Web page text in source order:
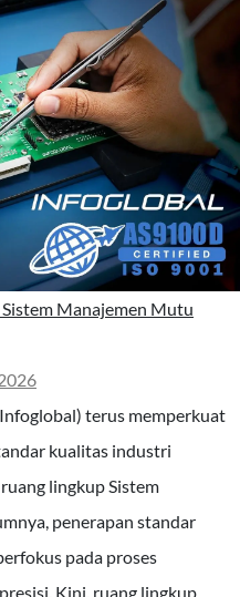
Manajemen Mutu
terus memperkuat
kualitas industri
lingkup Sistem
penerapan standar
pada proses
Kini, ruang lingkup